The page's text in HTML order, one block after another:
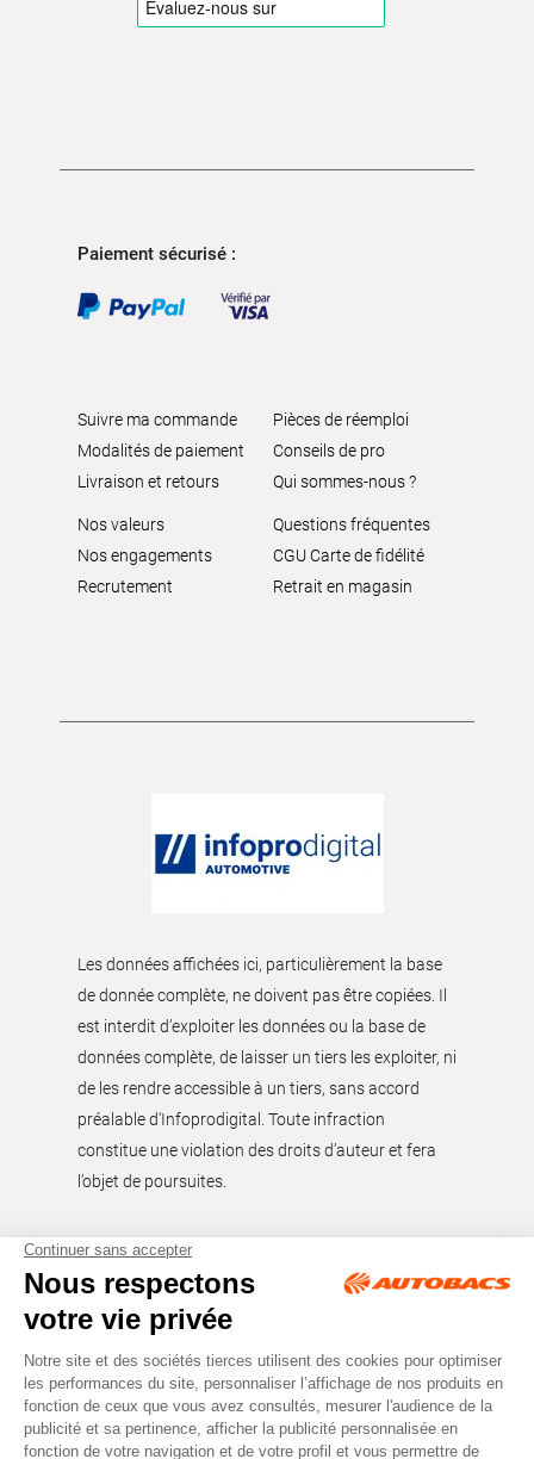
Paiement sécurisé :
Suivre ma commande
Modalités de paiement
Livraison et retours
Pièces de réemploi
Conseils de pro
Qui sommes-nous ?
Nos valeurs
Nos engagements
Recrutement
Questions fréquentes
CGU Carte de fidélité
Retrait en magasin
Les données affichées ici, particulièrement la base
de donnée complète, ne doivent pas être copiées. Il
est interdit d’exploiter les données ou la base de
données complète, de laisser un tiers les exploiter, ni
de les rendre accessible à un tiers, sans accord
préalable d'Infoprodigital. Toute infraction
constitue une violation des droits d’auteur et fera
l’objet de poursuites.
Tous droits réservés © Autobacs